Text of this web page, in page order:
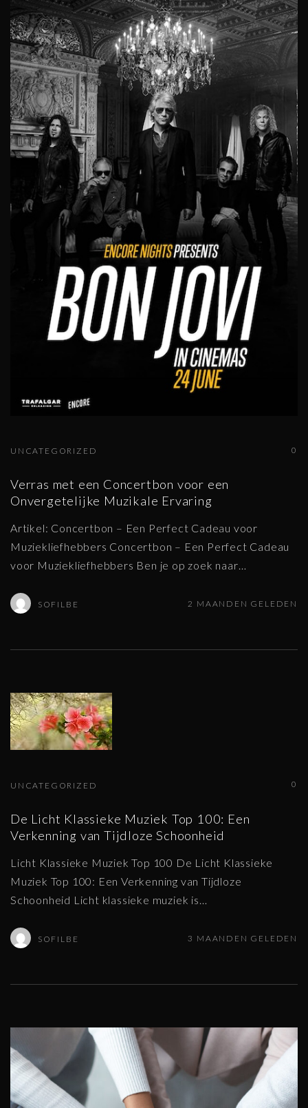
0
UNCATEGORIZED
Verras met een Concertbon voor een
Onvergetelijke Muzikale Ervaring
Artikel: Concertbon – Een Perfect Cadeau voor
Muziekliefhebbers Concertbon – Een Perfect Cadeau
voor Muziekliefhebbers Ben je op zoek naar…
SOFILBE 2 MAANDEN GELEDEN
0
UNCATEGORIZED
De Licht Klassieke Muziek Top 100: Een
Verkenning van Tijdloze Schoonheid
Licht Klassieke Muziek Top 100 De Licht Klassieke
Muziek Top 100: Een Verkenning van Tijdloze
Schoonheid Licht klassieke muziek is
SOFILBE 3 MAANDEN GELEDEN